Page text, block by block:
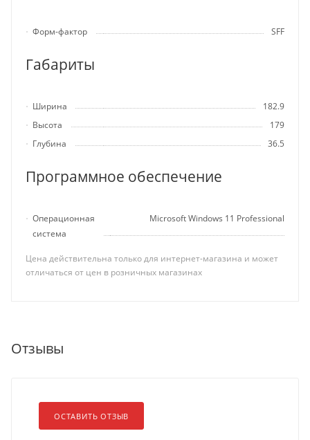
Форм-фактор SFF
Габариты
Ширина
182.9
Высота
179
Глубина
36.5
Программное обеспечение
Операционная
система
Microsoft Windows 11 Professional
Цена действительна только для интернет-магазина и может
отличаться от цен в розничных магазинах
Отзывы
ОСТАВИТЬ ОТЗЫВ